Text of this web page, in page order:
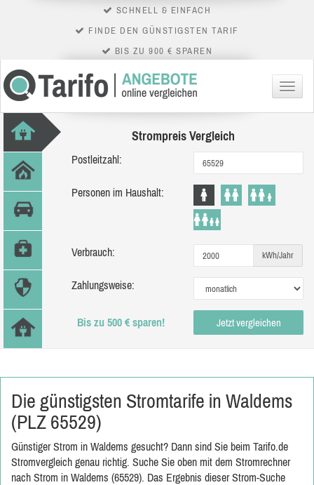
SCHNELL & EINFACH
FINDE DEN GÜNSTIGSTEN TARIF
BIS ZU 900 € SPAREN
Menü
Strompreis Vergleich
Postleitzahl:
Personen im Haushalt:
Verbrauch: kWh/Jahr
Zahlungsweise:
Bis zu 500 € sparen! Jetzt vergleichen
Die günstigsten Stromtarife in Waldems
(PLZ 65529)
Günstiger Strom in Waldems gesucht? Dann sind Sie beim Tarifo.de
Stromvergleich genau richtig. Suche Sie oben mit dem Stromrechner
nach Strom in Waldems (65529). Das Ergebnis dieser Strom-Suche